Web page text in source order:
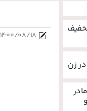
زن
۱۴۰۰/۰۸/۱۸